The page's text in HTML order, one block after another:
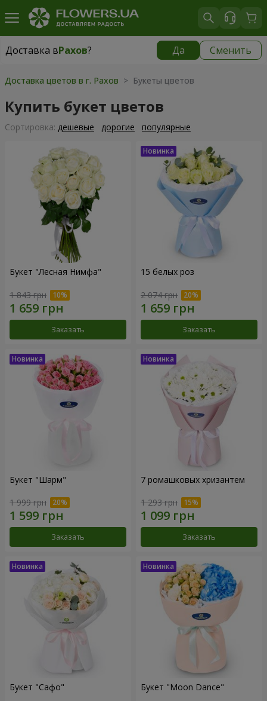
Доставка вРахов? Да Сменить
Доставка вРахов
Доставка цветов в г. Рахов > Букеты цветов
Купить букет цветов
Cортировка: дешевые дорогие популярные
Букет "Лесная Нимфа"
1 843 грн
Заказать
15 белых роз
2 074 грн
Заказать
Букет "Шарм"
1 999 грн
Заказать
7 ромашковых хризантем
1 293 грн
Заказать
Букет "Сафо" Букет "Moon Dance"